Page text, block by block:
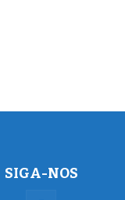
SIGA-NOS